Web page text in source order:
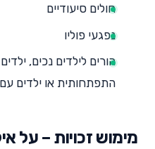
חולים סיעודיים
נפגעי פוליו
הורים לילדים נכים,
התפתחותית או ילדים
מימוש זכויות – על